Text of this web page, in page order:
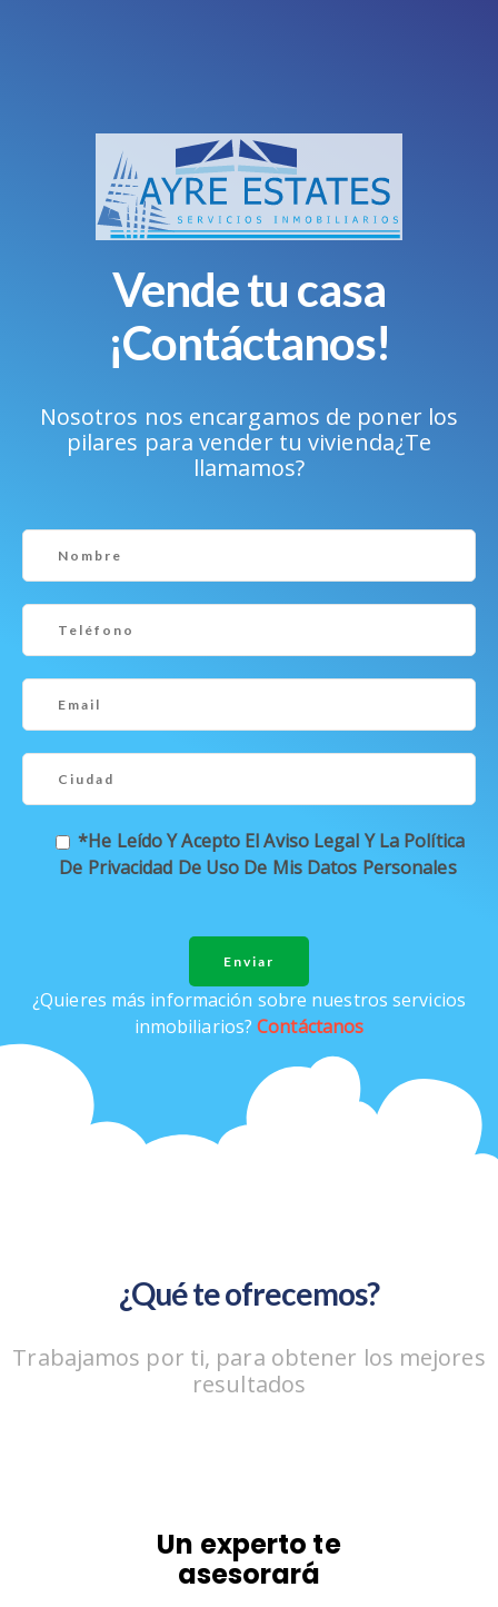
Vende tu casa
¡Contáctanos!
Nosotros nos encargamos de poner los
pilares para vender tu vivienda¿Te
llamamos?
*He Leído Y Acepto El Aviso Legal Y La Política
De Privacidad De Uso De Mis Datos Personales
¿Quieres más información sobre nuestros servicios
inmobiliarios?Contáctanos
¿Qué te ofrecemos?
Trabajamos por ti, para obtener los mejores
resultados
Un experto te
asesorará